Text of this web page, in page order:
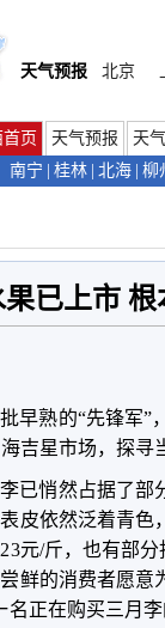
天气预报 北京
页 天气预报
天
南宁
桂林 北海 柳
已上市
早熟的“先锋军”
吉星市场，探寻
已悄然占据了部
皮依然泛着青
元/斤，也有部
鲜的消费者愿意
名正在购买三月